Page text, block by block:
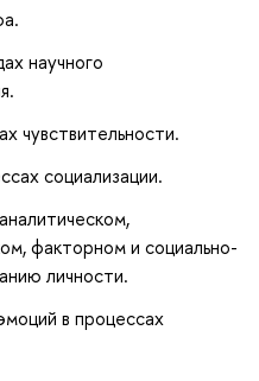
научного
чувствительности.
социализации.
факторном и социально-
личности.
в процессах